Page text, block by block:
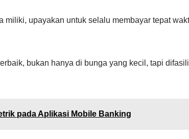
upayakan untuk selalu membayar tepat
bukan hanya di bunga yang kecil, tapi
pada Aplikasi Mobile Banking